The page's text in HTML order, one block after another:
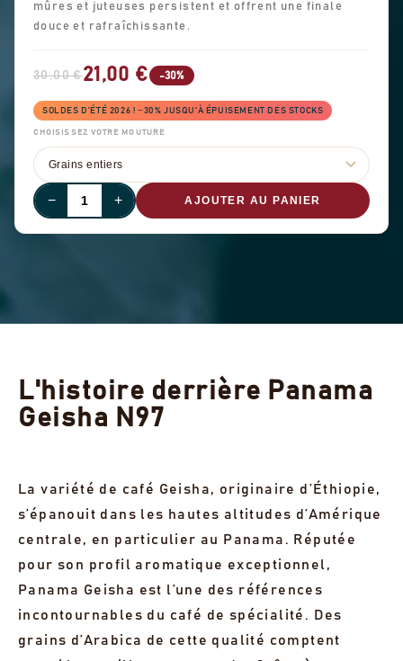
mûres et juteuses persistent et offrent une finale
douce et rafraîchissante.
30,00 €21,00 € -30%
SOLDES D'ÉTÉ 2026 ! −30% JUSQU'À ÉPUISEMENT DES STOCKS
CHOISISSEZ VOTRE MOUTURE
− + AJOUTER AU PANIER
L'histoire derrière Panama
Geisha N97
La variété de café Geisha, originaire d’Éthiopie,
s’épanouit dans les hautes altitudes d’Amérique
centrale, en particulier au Panama. Réputée
pour son profil aromatique exceptionnel,
Panama Geisha est l’une des références
incontournables du café de spécialité. Des
grains d’Arabica de cette qualité comptent